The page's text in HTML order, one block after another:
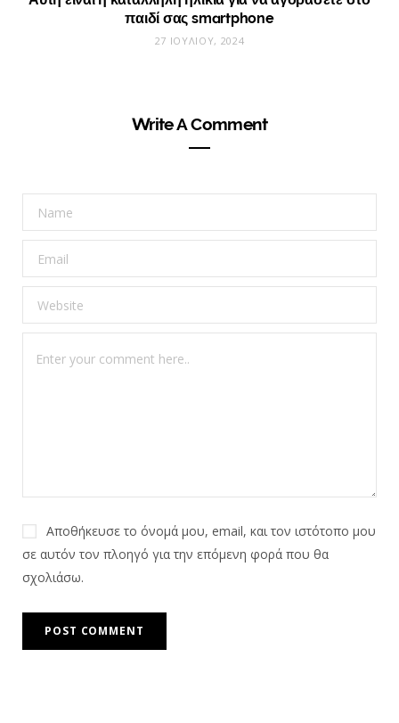
παιδί σας smartphone
27 ΙΟΥΛΊΟΥ, 2024
Write A Comment
Αποθήκευσε το όνομά μου, email, και τον ιστότοπο μου
σε αυτόν τον πλοηγό για την επόμενη φορά που θα
σχολιάσω.